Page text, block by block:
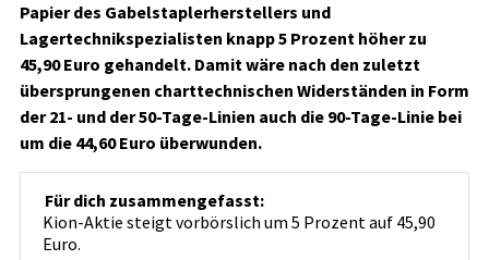
Papier des Gabelstaplerherstellers und
Lagertechnikspezialisten knapp 5 Prozent höher zu
45,90 Euro gehandelt. Damit wäre nach den zuletzt
übersprungenen charttechnischen Widerständen in Form
der 21- und der 50-Tage-Linien auch die 90-Tage-Linie bei
um die 44,60 Euro überwunden.
Für dich zusammengefasst:
Kion-Aktie steigt vorbörslich um 5 Prozent auf 45,90
Euro.